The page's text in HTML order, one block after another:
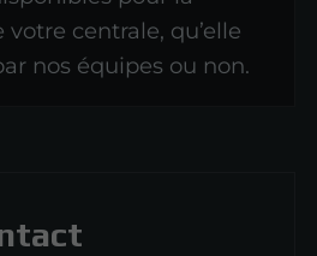
centrale, qu’elle
nos équipes ou non.